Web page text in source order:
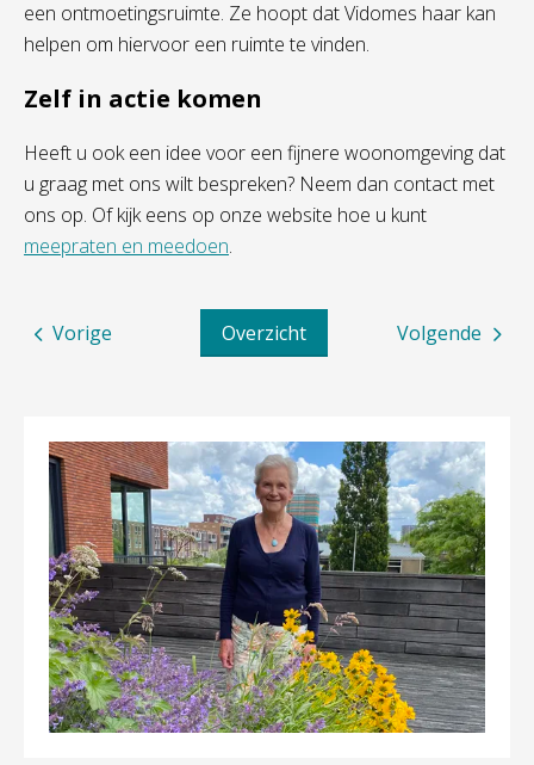
een ontmoetingsruimte. Ze hoopt dat Vidomes haar kan
helpen om hiervoor een ruimte te vinden.
Zelf in actie komen
Heeft u ook een idee voor een fijnere woonomgeving dat
u graag met ons wilt bespreken? Neem dan contact met
ons op. Of kijk eens op onze website hoe u kunt
meepraten en meedoen.
Volgende
Overzicht
Vorige